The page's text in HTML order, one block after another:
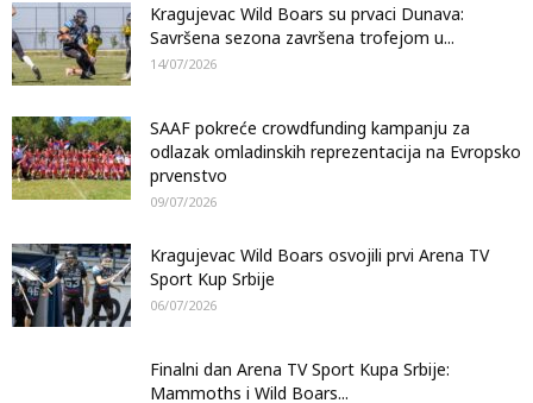
Kragujevac Wild Boars su prvaci Dunava:
Savršena sezona završena trofejom u...
14/07/2026
SAAF pokreće crowdfunding kampanju za
odlazak omladinskih reprezentacija na Evropsko
prvenstvo
09/07/2026
Kragujevac Wild Boars osvojili prvi Arena TV
Sport Kup Srbije
06/07/2026
Finalni dan Arena TV Sport Kupa Srbije:
Mammoths i Wild Boars...